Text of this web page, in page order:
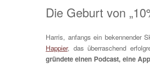
Die Geburt von
Harris, anfangs ein bekennender
Happier, das überraschend
gründete einen Podcast, eine